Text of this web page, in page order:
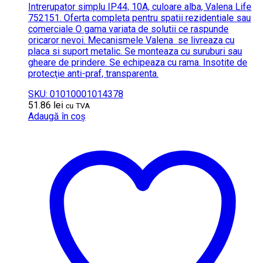
Intrerupator simplu IP44, 10A, culoare alba, Valena Life
752151. Oferta completa pentru spatii rezidentiale sau
comerciale O gama variata de solutii ce raspunde
oricaror nevoi. Mecanismele Valena se livreaza cu
placa si suport metalic. Se monteaza cu suruburi sau
gheare de prindere. Se echipeaza cu rama. Insotite de
protecţie anti-praf, transparenta.
SKU: 01010001014378
51.86 lei cu TVA
Adaugă în coș